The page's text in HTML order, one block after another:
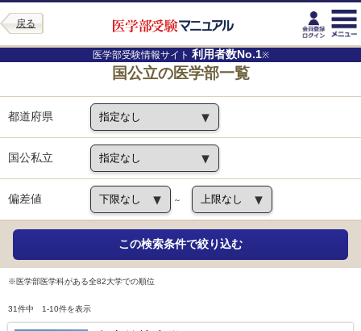
戻る
医学部受験情報サイト 利用者数No.1※
国公立の医学部一覧
都道府県
国公私立
偏差値 ～
※医学部医学科がある全82大学での順位
31件中 1-10件を表示